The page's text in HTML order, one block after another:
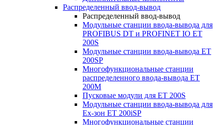
Распределенный ввод-вывод
Распределенный ввод-вывод
Модульные станции ввода-вывода для
PROFIBUS DT и PROFINET IO ET
200S
Модульные станции ввода-вывода ET
200SP
Многофункциональные станции
распределенного ввода-вывода ET
200M
Пусковые модули для ET 200S
Модульные станции ввода-вывода для
Ex-зон ET 200iSP
Многофункциональные станции